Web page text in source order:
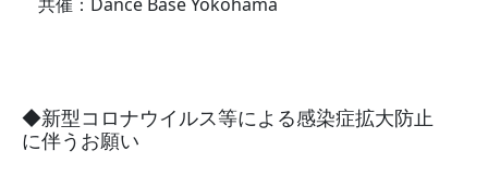
◆新型コロナウイルス等による感染症拡大防止
に伴うお願い